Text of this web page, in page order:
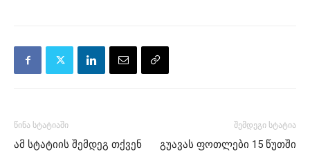
წინა სტატიაში
ამ სტატიის შემდეგ თქვენ
შემდეგი სტატია
გუავას ფოთლები 15 წუთში